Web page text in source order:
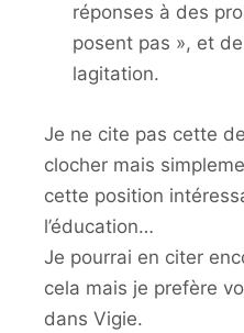
réponses à des
posent pas », et
lagitation.
Je ne cite pas cette
clocher mais
cette position
l’éducation…
Je pourrai en citer
cela mais je prefère
dans Vigie.